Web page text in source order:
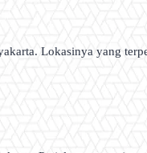
Lokasinya yang